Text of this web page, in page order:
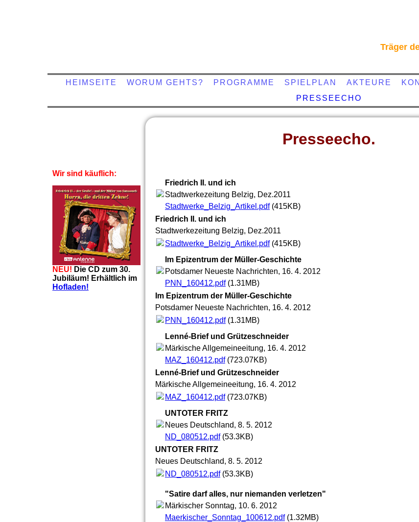
Träger
HEIMSEITE WORUM GEHTS? PROGRAMME SPIELPLAN AKTEURE
PRESSEECHO
Presseecho.
Friedrich II. und ich
Stadtwerkezeitung Belzig, Dez.2011
Stadtwerke_Belzig_Artikel.pdf(415KB)
Friedrich II. und ich
Stadtwerkezeitung Belzig, Dez.2011
Stadtwerke_Belzig_Artikel.pdf(415KB)
Im Epizentrum der Müller-Geschichte
Potsdamer Neueste Nachrichten, 16. 4. 2012
PNN_160412.pdf(1.31MB)
Im Epizentrum der Müller-Geschichte
Potsdamer Neueste Nachrichten, 16. 4. 2012
PNN_160412.pdf(1.31MB)
Lenné-Brief und Grützeschneider
Märkische Allgemeineeitung, 16. 4. 2012
MAZ_160412.pdf(723.07KB)
Lenné-Brief und Grützeschneider
Märkische Allgemeineeitung, 16. 4. 2012
MAZ_160412.pdf(723.07KB)
UNTOTER FRITZ
Neues Deutschland, 8. 5. 2012
ND_080512.pdf(53.3KB)
UNTOTER FRITZ
Neues Deutschland, 8. 5. 2012
ND_080512.pdf(53.3KB)
"Satire darf alles, nur niemanden verletzen"
Märkischer Sonntag, 10. 6. 2012
Maerkischer_Sonntag_100612.pdf(1.32MB)
Wir sind käuflich:
NEU! Die CD zum 30.
Jubiläum! Erhältlich im
Hofladen!